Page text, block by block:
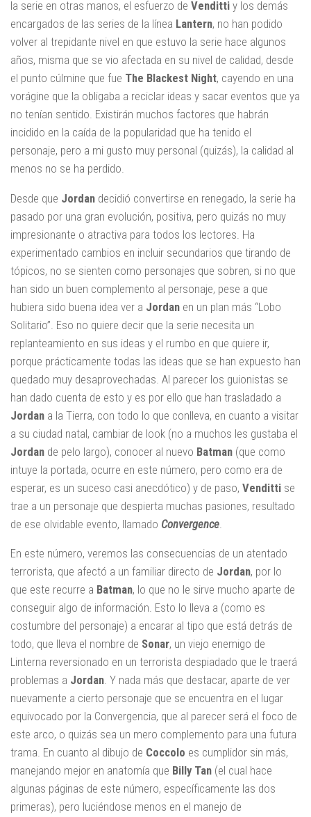
la serie en otras manos, el esfuerzo de Venditti y los demás
encargados de las series de la línea Lantern, no han podido
volver al trepidante nivel en que estuvo la serie hace algunos
años, misma que se vio afectada en su nivel de calidad, desde
el punto cúlmine que fue The Blackest Night, cayendo en una
vorágine que la obligaba a reciclar ideas y sacar eventos que ya
no tenían sentido. Existirán muchos factores que habrán
incidido en la caída de la popularidad que ha tenido el
personaje, pero a mi gusto muy personal (quizás), la calidad al
menos no se ha perdido.
Desde que Jordan decidió convertirse en renegado, la serie ha
pasado por una gran evolución, positiva, pero quizás no muy
impresionante o atractiva para todos los lectores. Ha
experimentado cambios en incluir secundarios que tirando de
tópicos, no se sienten como personajes que sobren, si no que
han sido un buen complemento al personaje, pese a que
hubiera sido buena idea ver a Jordan en un plan más “Lobo
Solitario”. Eso no quiere decir que la serie necesita un
replanteamiento en sus ideas y el rumbo en que quiere ir,
porque prácticamente todas las ideas que se han expuesto han
quedado muy desaprovechadas. Al parecer los guionistas se
han dado cuenta de esto y es por ello que han trasladado a
Jordan a la Tierra, con todo lo que conlleva, en cuanto a visitar
a su ciudad natal, cambiar de look (no a muchos les gustaba el
Jordan de pelo largo), conocer al nuevo Batman (que como
intuye la portada, ocurre en este número, pero como era de
esperar, es un suceso casi anecdótico) y de paso, Venditti se
trae a un personaje que despierta muchas pasiones, resultado
de ese olvidable evento, llamado Convergence
En este número, veremos las consecuencias de un atentado
terrorista, que afectó a un familiar directo de Jordan, por lo
que este recurre a Batman, lo que no le sirve mucho aparte de
conseguir algo de información. Esto lo lleva a (como es
costumbre del personaje) a encarar al tipo que está detrás de
todo, que lleva el nombre de Sonar, un viejo enemigo de
Linterna reversionado en un terrorista despiadado que le traerá
problemas a Jordan. Y nada más que destacar, aparte de ver
nuevamente a cierto personaje que se encuentra en el lugar
equivocado por la Convergencia, que al parecer será el foco de
este arco, o quizás sea un mero complemento para una futura
trama. En cuanto al dibujo de Coccolo es cumplidor sin más,
manejando mejor en anatomía que Billy Tan (el cual hace
algunas páginas de este número, específicamente las dos
primeras), pero luciéndose menos en el manejo de